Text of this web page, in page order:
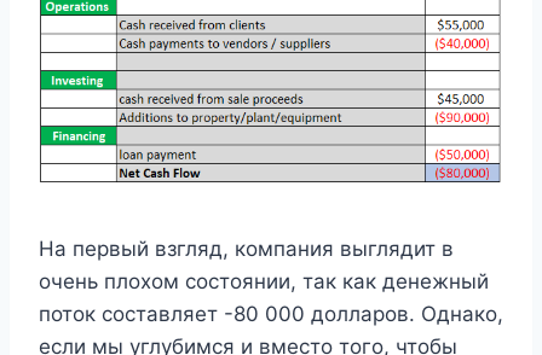
На первый взгляд, компания выглядит в
очень плохом состоянии, так как денежный
поток составляет -80 000 долларов. Однако,
если мы углубимся и вместо того, чтобы